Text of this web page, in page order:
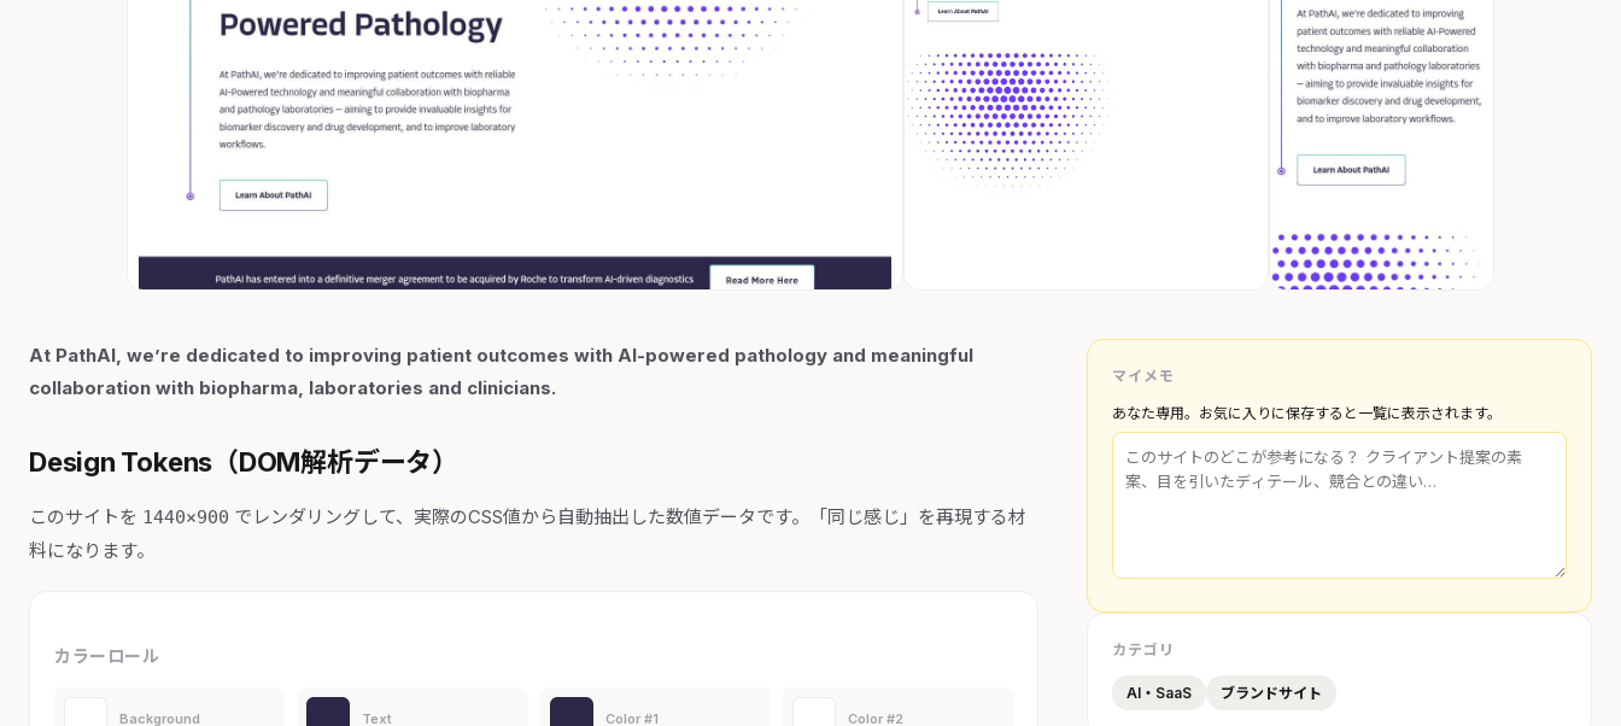
At PathAI, we’re dedicated to improving patient outcomes with AI-powered pathology and meaningful
collaboration with biopharma, laboratories and clinicians.
Design Tokens（DOM解析データ）
このサイトを 1440×900 でレンダリングして、実際のCSS値から自動抽出した数値データです。「同じ感じ」を再現する材
料になります。
カラーロール
Background Text Color #1 Color #2
マイメモ
あなた専用。お気に入りに保存すると一覧に表示されます。
カテゴリ
AI・SaaS ブランドサイト